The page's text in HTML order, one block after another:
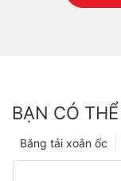
BẠN CÓ
Băng tải xoắn ốc